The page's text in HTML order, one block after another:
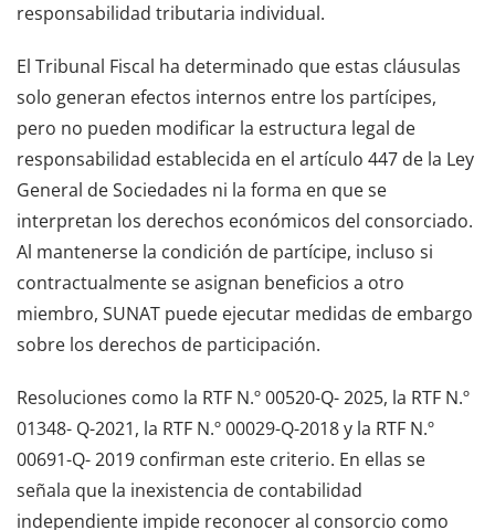
responsabilidad tributaria individual.
El Tribunal Fiscal ha determinado que estas cláusulas
solo generan efectos internos entre los partícipes,
pero no pueden modificar la estructura legal de
responsabilidad establecida en el artículo 447 de la Ley
General de Sociedades ni la forma en que se
interpretan los derechos económicos del consorciado.
Al mantenerse la condición de partícipe, incluso si
contractualmente se asignan beneficios a otro
miembro, SUNAT puede ejecutar medidas de embargo
sobre los derechos de participación.
Resoluciones como la RTF N.º 00520-Q- 2025, la RTF N.º
01348- Q-2021, la RTF N.º 00029-Q-2018 y la RTF N.º
00691-Q- 2019 confirman este criterio. En ellas se
señala que la inexistencia de contabilidad
independiente impide reconocer al consorcio como